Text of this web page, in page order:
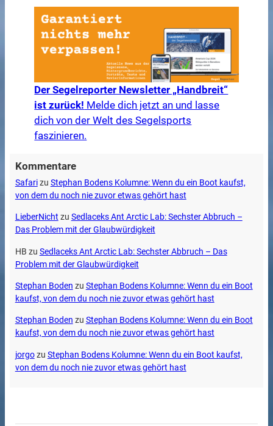
Der Segelreporter Newsletter „Handbreit“
ist zurück! Melde dich jetzt an und lasse
dich von der Welt des Segelsports
faszinieren.
Kommentare
Safarizu Stephan Bodens Kolumne: Wenn du ein Boot kaufst,
von dem du noch nie zuvor etwas gehört hast
LieberNicht zu Sedlaceks Ant Arctic Lab: Sechster Abbruch –
Das Problem mit der Glaubwürdigkeit
HB zu Sedlaceks Ant Arctic Lab: Sechster Abbruch – Das
Problem mit der Glaubwürdigkeit
Stephan Boden zu Stephan Bodens Kolumne: Wenn du ein Boot
kaufst, von dem du noch nie zuvor etwas gehört hast
Stephan Boden zu Stephan Bodens Kolumne: Wenn du ein Boot
kaufst, von dem du noch nie zuvor etwas gehört hast
jorgozu Stephan Bodens Kolumne: Wenn du ein Boot kaufst,
von dem du noch nie zuvor etwas gehört hast